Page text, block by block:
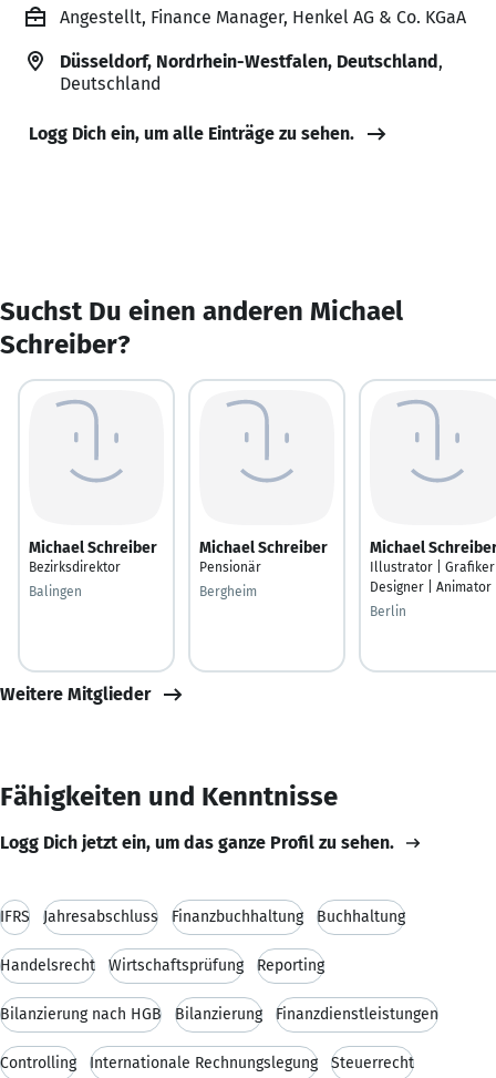
Angestellt, Finance Manager, Henkel AG & Co. KGaA
Düsseldorf, Nordrhein-Westfalen, Deutschland,
Deutschland
Logg Dich ein, um alle Einträge zu sehen.
Suchst Du einen anderen Michael
Schreiber?
Michael Schreiber
Bezirksdirektor
Balingen
Michael Schreiber
Pensionär
Bergheim
Michael
Illustrator |
Designer | Animator
Berlin
Weitere Mitglieder
Fähigkeiten und Kenntnisse
Logg Dich jetzt ein, um das ganze Profil zu sehen.
IFRS Jahresabschluss Finanzbuchhaltung Buchhaltung
Handelsrecht Wirtschaftsprüfung Reporting
Bilanzierung nach HGB Bilanzierung Finanzdienstleistungen
Controlling Internationale Rechnungslegung Steuerrecht